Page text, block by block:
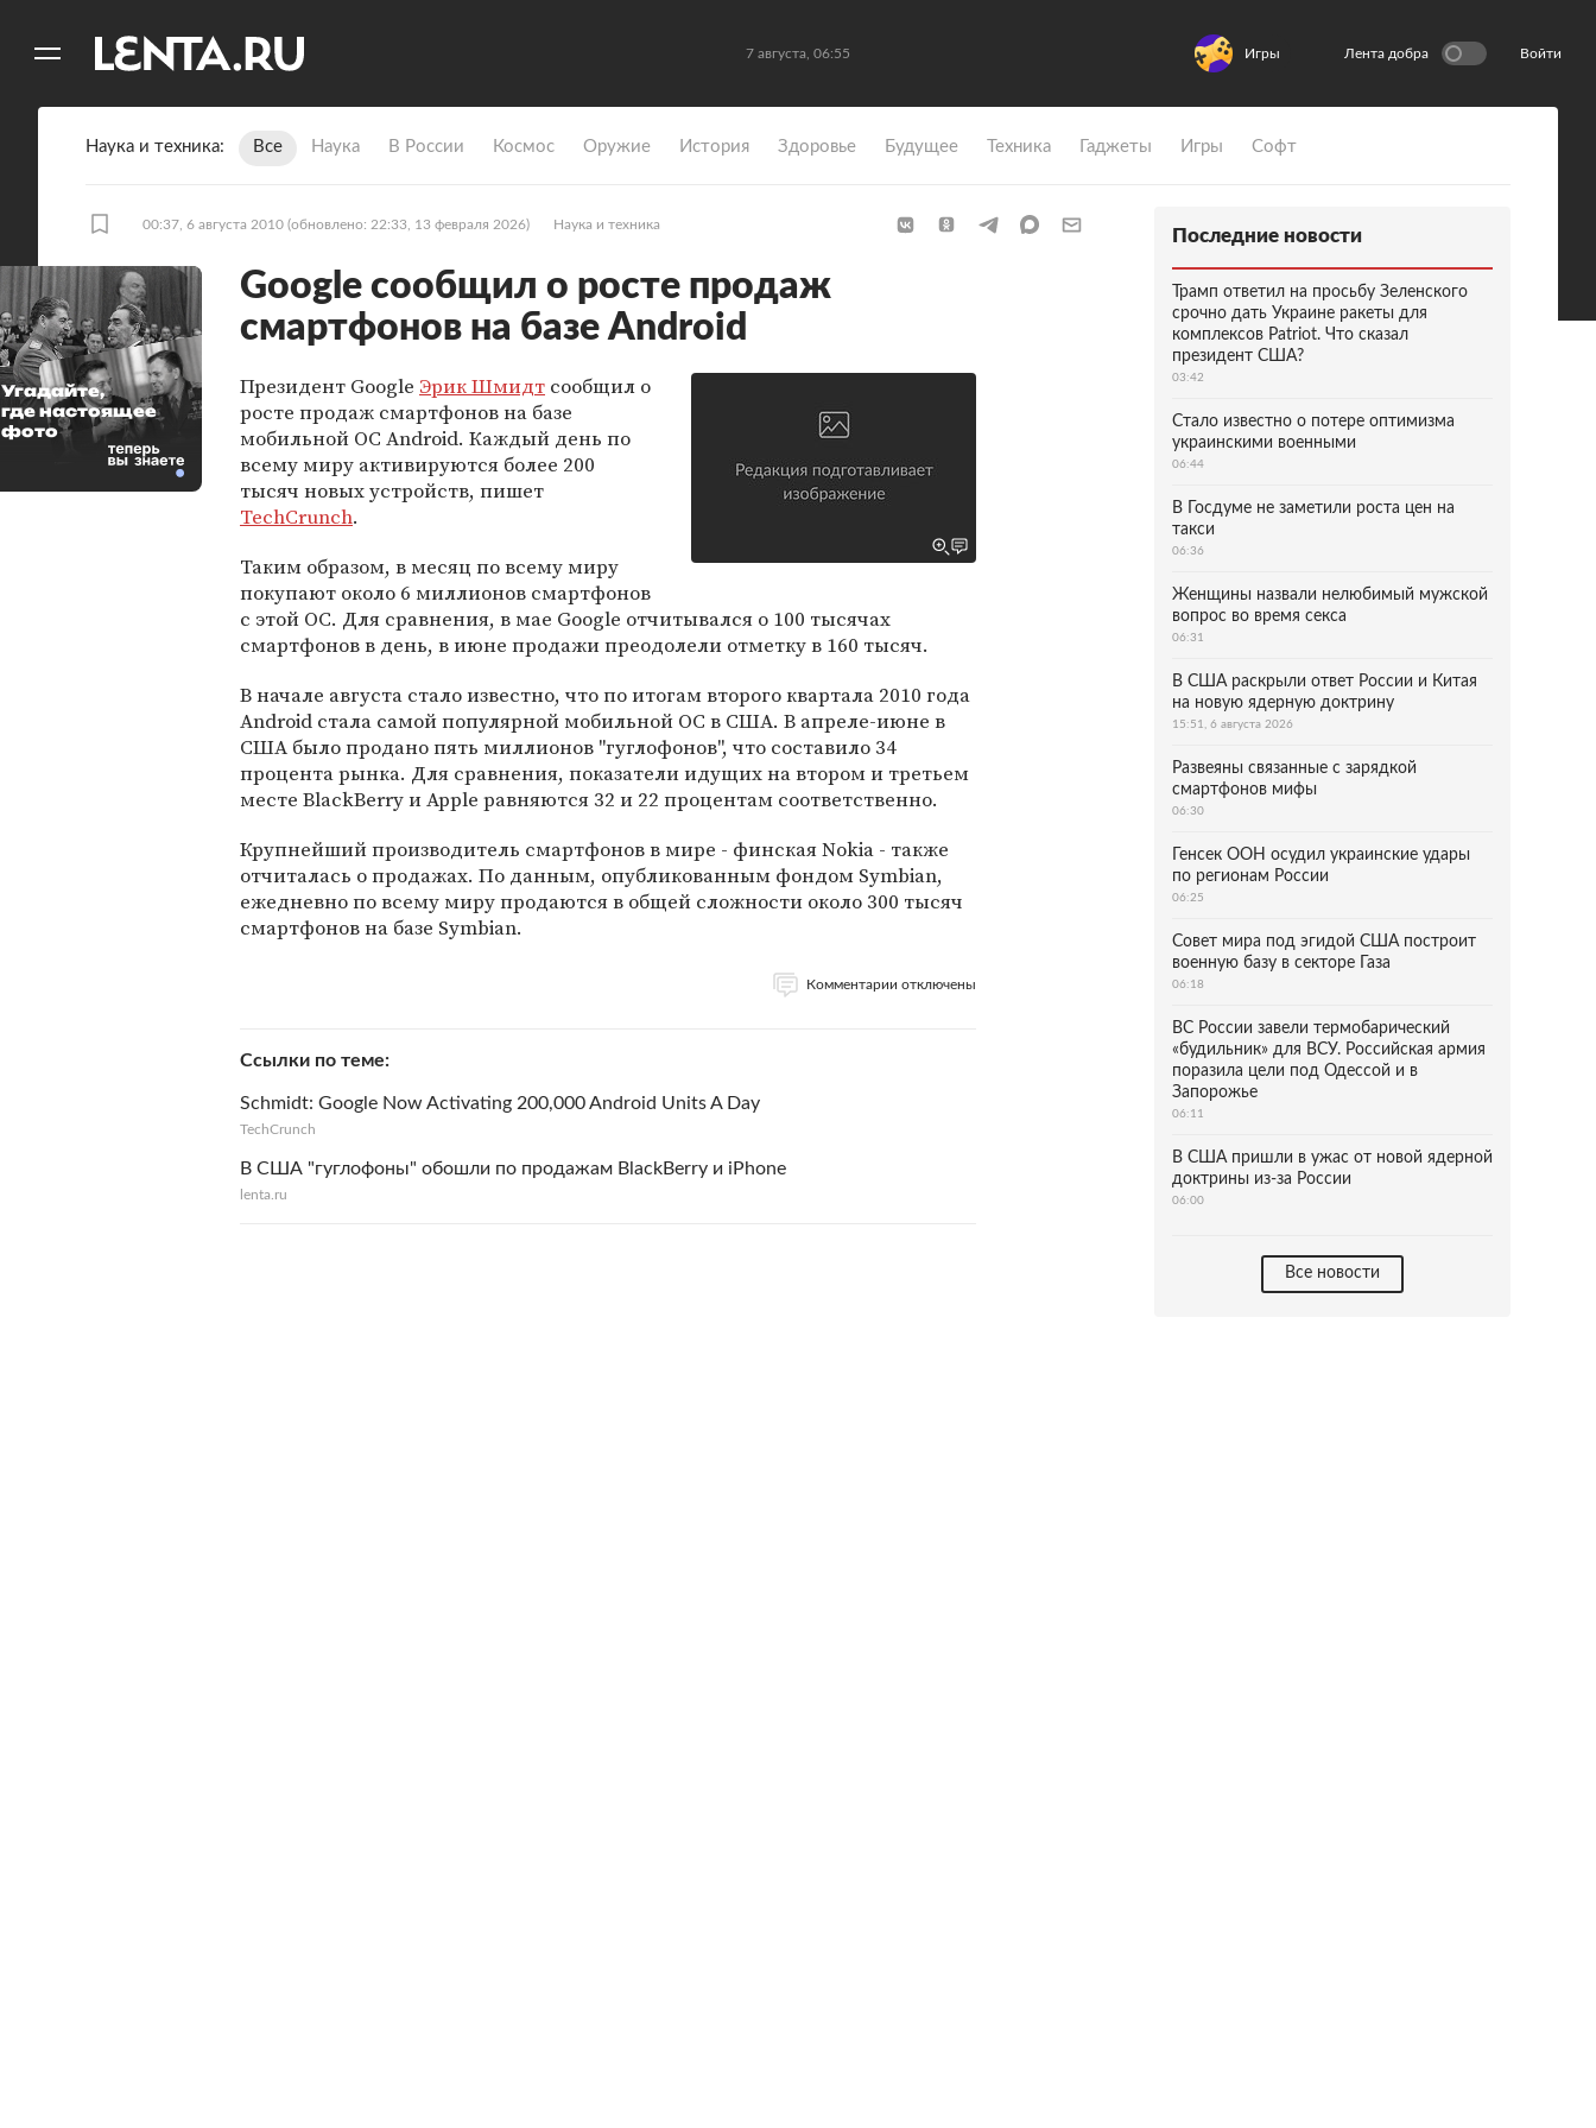
7 августа, 06:55 Игры Лента добра Войти
Наука и техника Все Наука В России Космос Оружие История Здоровье Будущее Техника Гаджеты Игры Софт
00:37, 6 августа 2010 (обновлено: 22:33, 13 февраля 2026) Наука и техника
Google сообщил о росте продаж
смартфонов на базе Android
Президент Google Эрик Шмидт сообщил о
росте продаж смартфонов на базе
мобильной ОС Android. Каждый день по
всему миру активируются более 200
тысяч новых устройств, пишет
TechCrunch.
Таким образом, в месяц по всему миру
покупают около 6 миллионов смартфонов
с этой ОС. Для сравнения, в мае Google отчитывался о 100 тысячах
смартфонов в день, в июне продажи преодолели отметку в 160 тысяч.
В начале августа стало известно, что по итогам второго квартала 2010 года
Android стала самой популярной мобильной ОС в США. В апреле-июне в
США было продано пять миллионов "гуглофонов", что составило 34
процента рынка. Для сравнения, показатели идущих на втором и третьем
месте BlackBerry и Apple равняются 32 и 22 процентам соответственно.
Крупнейший производитель смартфонов в мире - финская Nokia - также
отчиталась о продажах. По данным, опубликованным фондом Symbian,
ежедневно по всему миру продаются в общей сложности около 300 тысяч
смартфонов на базе Symbian.
Комментарии отключены
Ссылки по теме
Schmidt: Google Now Activating 200,000 Android Units A Day
TechCrunch
В США "гуглофоны" обошли по продажам BlackBerry и iPhone
lenta.ru
Угадайте,
где настоящее
фото
Последние новости
Трамп ответил на просьбу Зеленского
срочно дать Украине ракеты для
комплексов Patriot. Что сказал
президент США?
03:42
Стало известно о потере оптимизма
украинскими военными
06:44
В Госдуме не заметили роста цен на
такси
06:36
Женщины назвали нелюбимый мужской
вопрос во время секса
06:31
В США раскрыли ответ России и Китая
на новую ядерную доктрину
15:51, 6 августа 2026
Развеяны связанные с зарядкой
смартфонов мифы
06:30
Генсек ООН осудил украинские удары
по регионам России
06:25
Совет мира под эгидой США построит
военную базу в секторе Газа
06:18
ВС России завели термобарический
«будильник» для ВСУ. Российская армия
поразила цели под Одессой и в
Запорожье
06:11
В США пришли в ужас от новой ядерной
доктрины из-за России
06:00
Все новости